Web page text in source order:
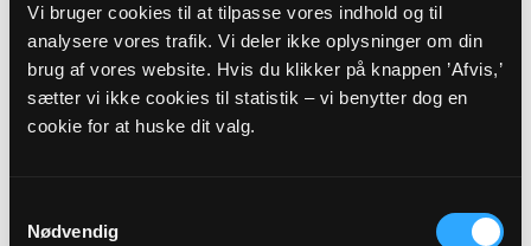
Vi bruger cookies til at tilpasse vores indhold og til
analysere vores trafik. Vi deler ikke oplysninger om din
brug af vores website. Hvis du klikker på knappen ’Afvis,’
sætter vi ikke cookies til statistik – vi benytter dog en
cookie for at huske dit valg.
Nødvendig
Alle gudstjenester